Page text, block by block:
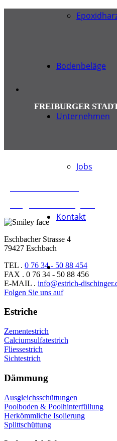
Bodenbeläge
Unternehmen
Jobs
Kontakt
FREIBURGER
Ihre Ansprechpartner
Eschbacher Strasse 4
79427 Eschbach
TEL . 0 76 34 - 50 88 454
FAX . 0 76 34 - 50 88 456
E-MAIL . info@estrich-
Folgen Sie uns auf
Estriche
Zementestrich
Calciumsulfatestrich
Fliessestrich
Sichtestrich
Dämmung
Ausgleichsschüttungen
Poolboden & Poolhinterfüllung
Herkömmliche Isolierung
Splittschüttung